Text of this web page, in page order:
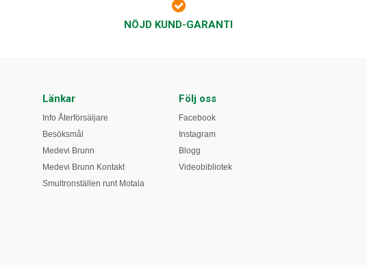
NÖJD KUND-GARANTI
Länkar
Info Återförsäljare
Besöksmål
Medevi Brunn
Medevi Brunn Kontakt
Smultronställen runt Motala
Följ oss
Facebook
Instagram
Blogg
Videobibliotek